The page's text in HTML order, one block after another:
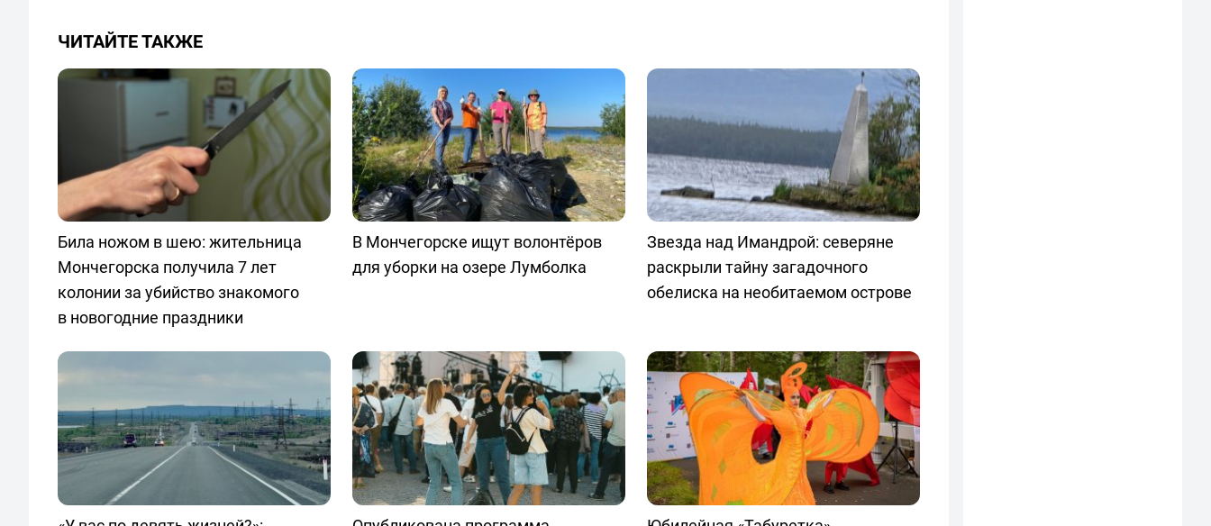
ЧИТАЙТЕ ТАКЖЕ
Била ножом в шею: жительница
Мончегорска получила 7 лет
колонии за убийство знакомого
в новогодние праздники
В Мончегорске ищут волонтёров
для уборки на озере Лумболка
Звезда над Имандрой: северяне
раскрыли тайну загадочного
обелиска на необитаемом острове